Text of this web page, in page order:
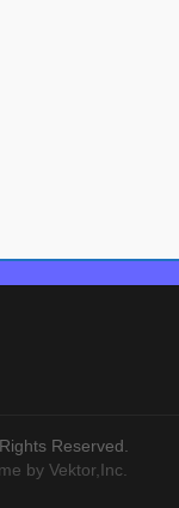
Reserved.
by Vektor,Inc.